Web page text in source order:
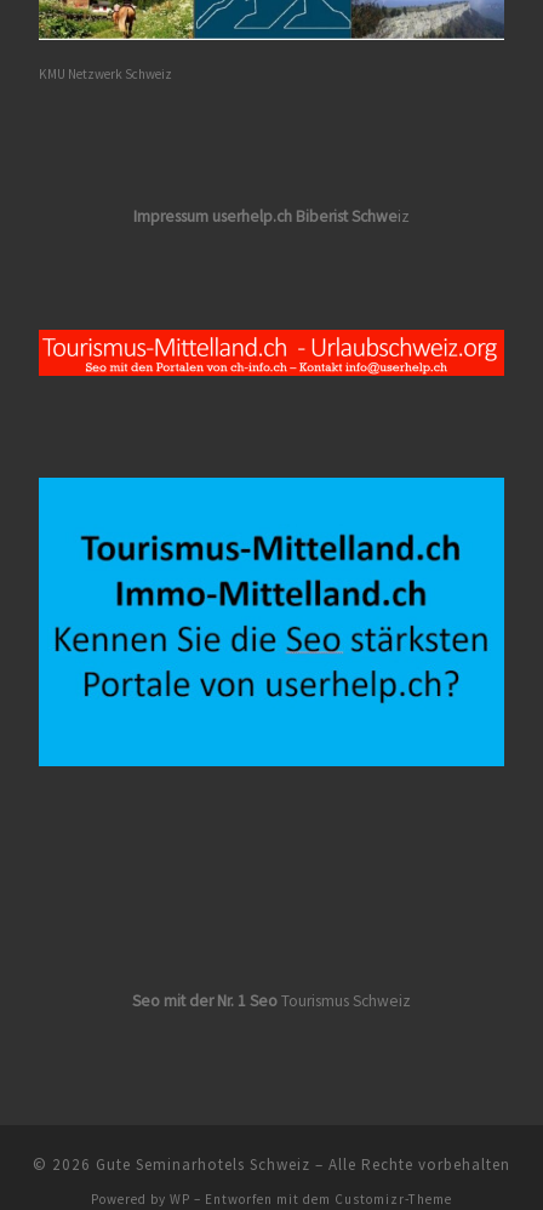
KMU Netzwerk Schweiz
Impressum userhelp.ch Biberist Schweiz
Seo mit der Nr. 1 SeoTourismus Schweiz
© 2026 Gute Seminarhotels Schweiz – Alle Rechte vorbehalten
Powered by WP – Entworfen mit dem Customizr-Theme